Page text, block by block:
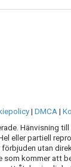
| DMCA |
Hänvisning
eller partiell
utan
som kommer att